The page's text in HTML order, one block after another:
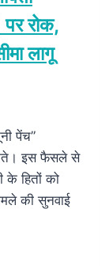
पर रोक,
लागू
पेंच”
इस फैसले से
के हितों को
की सुनवाई